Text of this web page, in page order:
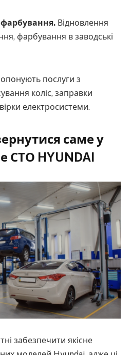
фарбування. Відновлення
фарбування в заводські
послуги з
коліс, заправки
електросистеми.
саме у
СТО HYUNDAI
забезпечити якісне